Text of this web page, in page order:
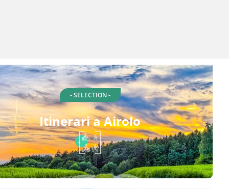
- SELECTION -
Itinerari a Airolo